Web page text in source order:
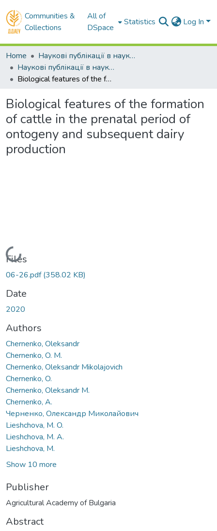
Communities &
Collections
All of
DSpace
Statistics Log In
Home
Наукові публікації в наукометричних базах Scopus та Web of Science
Наукові публікації в наукометричній базі Scopus
Biological features of the formation of cattle in the prenatal period of ontogeny and subsequent dairy production
Biological features of the formation
of cattle in the prenatal period of
ontogeny and subsequent dairy
production
Files
06-26.pdf(358.02 KB)
Date
2020
Authors
Chernenko, Oleksandr
Chernenko, O. M.
Chernenko, Oleksandr Mikolajovich
Chernenko, O.
Chernenko, Oleksandr M.
Chernenko, A.
Черненко, Олександр Миколайович
Lieshchova, M. O.
Lieshchova, M. А.
Lieshchova, M.
Show 10 more
Publisher
Agricultural Academy of Bulgaria
Abstract